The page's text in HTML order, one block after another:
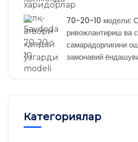
70-20-10 модели:
ривожлантириш ва
самарадорлигини
замонавий
Категориялар